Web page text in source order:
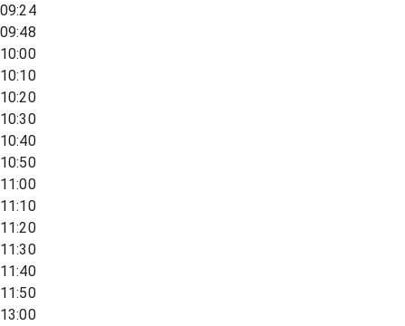
09:24
09:48
10:00
10:10
10:20
10:30
10:40
10:50
11:00
11:10
11:20
11:30
11:40
11:50
13:00